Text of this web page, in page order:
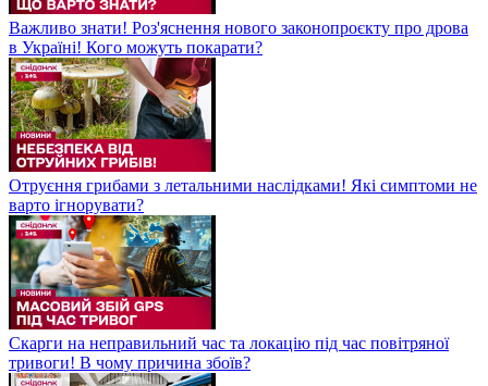
Важливо знати! Роз'яснення нового законопроєкту про дрова
в Україні! Кого можуть покарати?
Отруєння грибами з летальними наслідками! Які симптоми не
варто ігнорувати?
Скарги на неправильний час та локацію під час повітряної
тривоги! В чому причина збоїв?